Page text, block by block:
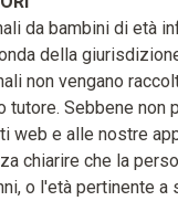
da bambini di età
della
non vengano
tutore. Sebbene non
web e alle nostre
chiarire che la
o l'età pertinente a